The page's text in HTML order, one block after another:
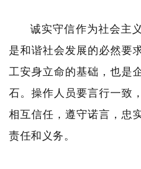
诚实守信作为社会主
是和谐社会发展的必然要
工安身立命的基础，也是
石。操作人员要言行一致
相互信任，遵守诺言，忠
责任和义务。